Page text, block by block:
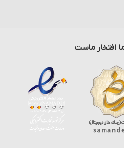
افتخار ماست